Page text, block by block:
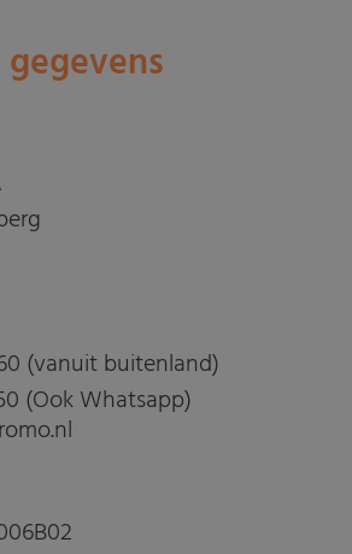
(vanuit buitenland)
(Ook Whatsapp)